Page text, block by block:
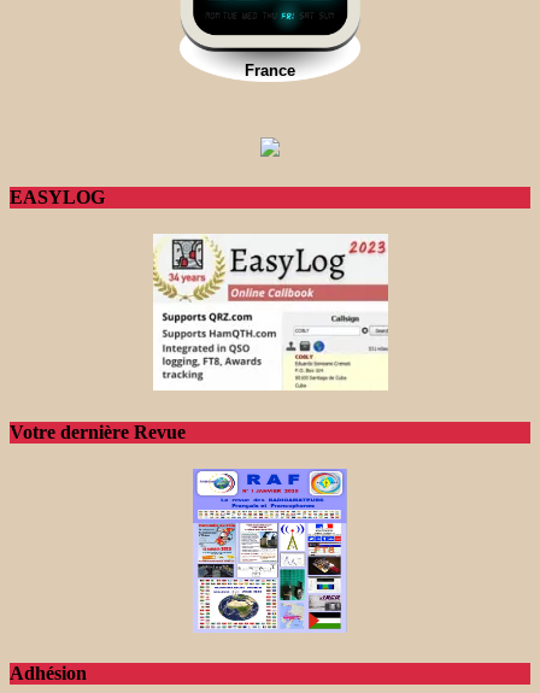
EASYLOG
Votre dernière Revue
Adhésion